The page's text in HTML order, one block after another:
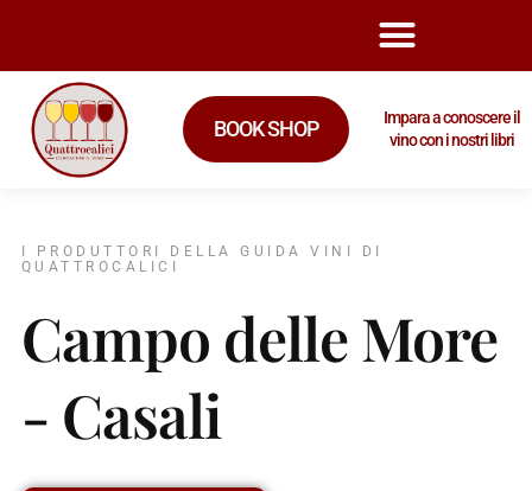
BOOK SHOP
Impara a conoscere il
vino con i nostri libri
I PRODUTTORI DELLA GUIDA VINI DI
QUATTROCALICI
Campo delle More
- Casali